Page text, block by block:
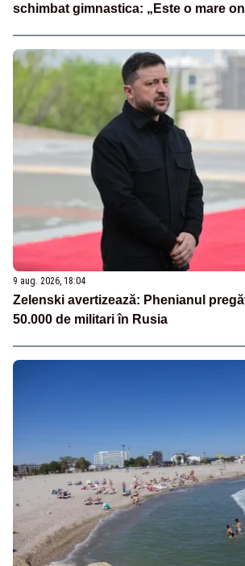
schimbat gimnastica: „Este o mare
9 aug. 2026, 18:04
Zelenski avertizează: Phenianul
50.000 de militari în Rusia